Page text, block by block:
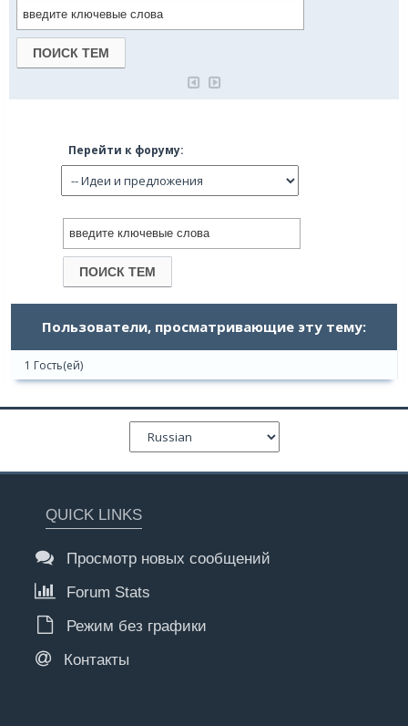
Перейти к форуму:
Пользователи, просматривающие эту тему:
1 Гость(ей)
QUICK LINKS
Просмотр новых сообщений
Forum Stats
Режим без графики
Контакты